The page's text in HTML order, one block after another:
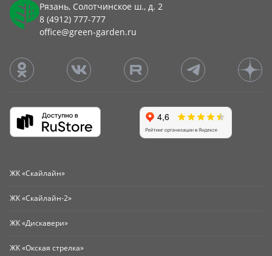
Рязань, Солотчинское ш., д. 2
8 (4912) 777-777
office@green-garden.ru
ЖК «Скайлайн»
ЖК «Скайлайн-2»
ЖК «Дискавери»
ЖК «Окская стрелка»